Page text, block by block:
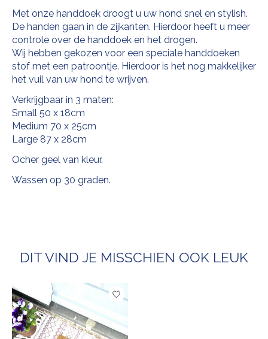
Met onze handdoek droogt u uw hond snel en stylish.
De handen gaan in de zijkanten. Hierdoor heeft u meer
controle over de handdoek en het drogen.
Wij hebben gekozen voor een speciale handdoeken
stof met een patroontje. Hierdoor is het nog makkelijker
het vuil van uw hond te wrijven.
Verkrijgbaar in 3 maten:
Small 50 x 18cm
Medium 70 x 25cm
Large 87 x 28cm
Ocher geel van kleur.
Wassen op 30 graden.
DIT VIND JE MISSCHIEN OOK LEUK
Items van productcarrousel